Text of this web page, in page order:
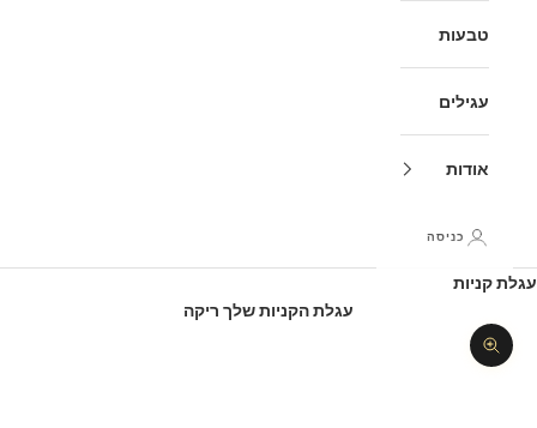
טבעות
עגילים
אודות
כניסה
עגלת קניות
עגלת הקניות שלך ריקה
תקריב